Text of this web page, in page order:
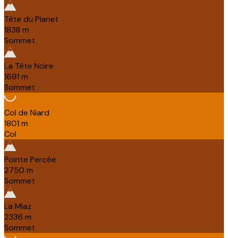
Tête du Planet
1838 m
Sommet
La Tête Noire
1691 m
Sommet
Col de Niard
1801 m
Col
Pointe Percée
2750 m
Sommet
La Miaz
2336 m
Sommet